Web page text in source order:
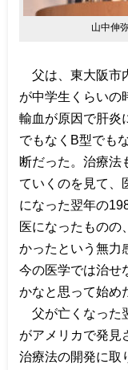
山中伸
父は、東大阪市
が中学生くらいの
輸血が原因で肝炎
でもなく B型でも
断だった。治療法
ていくのを見て、
になった翌年の
医になったものの
かったという無力
今の医学では治せ
かなと思って始め
父が亡くなった
がアメリカで発見
治療法の開発に取